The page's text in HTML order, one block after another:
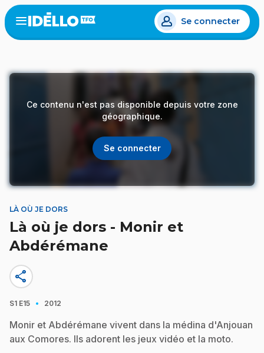
Aller
au
contenu
Open
menu
Se connecter
Ce contenu n'est pas disponible depuis votre zone
géographique.
Se connecter
LÀ OÙ JE DORS
Là où je dors - Monir et
Abdérémane
share
S1 E15 · 2012
Monir et Abdérémane vivent dans la médina d'Anjouan
aux Comores. Ils adorent les jeux vidéo et la moto.